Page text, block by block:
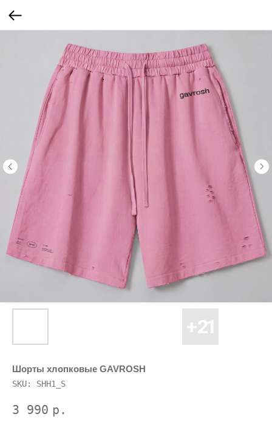
Шорты хлопковые GAVROSH
SKU: SHH1_S
3 990 р.